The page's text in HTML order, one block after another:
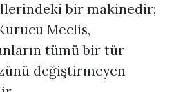
bir makinedir;
Meclis,
tümü bir tür
değiştirmeyen